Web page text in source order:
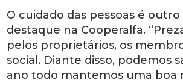
O cuidado das pessoas é
destaque na Cooperalfa.
pelos proprietários, os
social. Diante disso, podemos
ano todo mantemos uma boa